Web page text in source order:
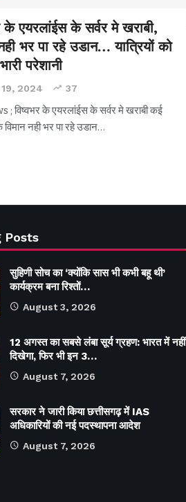
के एयरलांईस के सर्वर मे खराबी,
भर पा रहे उडान… यात्रियों को
परेशानी
2024 37
; विष्वभर के एयरलांईस के सर्वर मे खराबी कई
नही भर पा रहे उडान…
Posts
सुहिणी सोच का ‘क्योंकि सास भी कभी बहू थी’
कार्यक्रम बना रिश्तों…
August 3, 2026
12 अगस्त का सबसे लंबा सूर्य ग्रहण: भारत में नहीं
दिखेगा, फिर भी इन 3…
August 7, 2026
सरकार ने जारी किया छत्तीसगढ़ में IAS
अधिकारियों की नई पदस्थापना आदेश
August 7, 2026